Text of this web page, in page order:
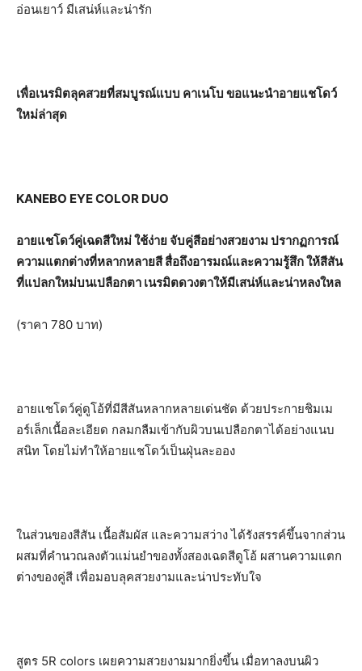
อ่อนเยาว์ มีเสน่ห์และน่ารัก
เพื่อเนรมิตลุคสวยที่สมบูรณ์แบบ คาเนโบ ขอแนะนำอายแชโดว์
ใหม่ล่าสุด
KANEBO EYE COLOR DUO
อายแชโดว์คู่เฉดสีใหม่ ใช้ง่าย จับคู่สีอย่างสวยงาม ปรากฏการณ์
ความแตกต่างที่หลากหลายสี สื่อถึงอารมณ์และความรู้สึก ให้สีสัน
ที่แปลกใหม่บนเปลือกตา เนรมิตดวงตาให้มีเสน่ห์และน่าหลงใหล
(ราคา 780 บาท)
อายแชโดว์คู่ดูโอ้ที่มีสีสันหลากหลายเด่นชัด ด้วยประกายชิมเม
อร์เล็กเนื้อละเอียด กลมกลืมเข้ากับผิวบนเปลือกตาได้อย่างแนบ
สนิท โดยไม่ทำให้อายแชโดว์เป็นฝุ่นละออง
ในส่วนของสีสัน เนื้อสัมผัส และความสว่าง ได้รังสรรค์ขึ้นจากส่วน
ผสมที่คำนวณลงตัวแม่นยำของทั้งสองเฉดสีดูโอ้ ผสานความแตก
ต่างของคู่สี เพื่อมอบลุคสวยงามและน่าประทับใจ
สูตร 5R colors เผยความสวยงามมากยิ่งขึ้น เมื่อทาลงบนผิว